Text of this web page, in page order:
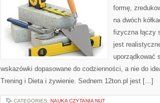
formę,
na dwóch
fizyczna łączy
jest
uporządkować
wskazówki dopasowane do codzienności, a nie do
Trening i Dieta i żywienie. Sednem 12ton.pl jest […]
CATEGORIES: NAUKA CZYTANIA NUT